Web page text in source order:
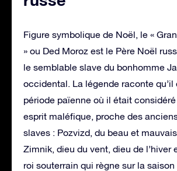
Figure symbolique de Noël, le «
» ou Ded Moroz est le Père Noël
le semblable slave du bonhomme
occidental. La légende raconte qu’il
période païenne où il était
esprit maléfique, proche des
slaves : Pozvizd, du beau et
Zimnik, dieu du vent, dieu de l’hiver
roi souterrain qui règne sur la